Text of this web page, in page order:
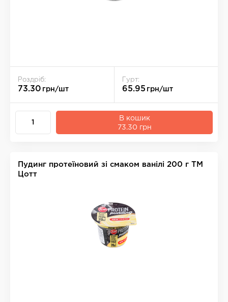
Роздріб:
73.30 грн/шт
Гурт:
65.95 грн/шт
В кошик
73.30 грн
Пудинг протеїновий зі смаком ванілі 200 г ТМ
Цотт